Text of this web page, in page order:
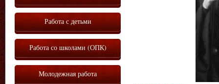
Работа с детьми
Работа со школами (ОПК)
Молодежная работа